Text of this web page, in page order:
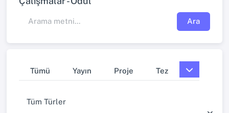
Ara
Tümü Yayın Proje Tez
Tüm Türler